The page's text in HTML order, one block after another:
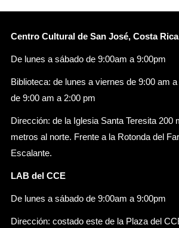
Centro Cultural de San José, Costa Rica
De lunes a sábado de 9:00am a 9:00pm
Biblioteca: de lunes a viernes de 9:00 am
de 9:00 am a 2:00 pm
Dirección: de la Iglesia Santa Teresita 200
metros al norte. Frente a la Rotonda del
Escalante.
LAB del CCE
De lunes a sábado de 9:00am a 9:00pm
Dirección: costado este de la Plaza del